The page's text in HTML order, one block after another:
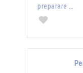
preparare …